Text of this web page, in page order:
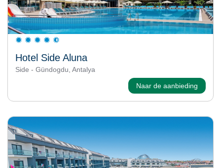
Hotel Side Aluna
Side - Gündogdu, Antalya
Naar de aanbieding